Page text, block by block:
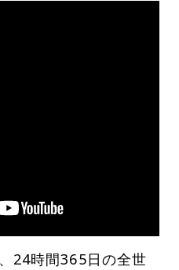
24時間365日の全世